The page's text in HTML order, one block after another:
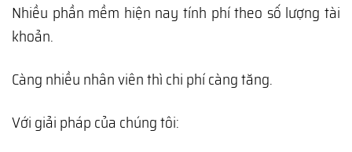
Nhiều phần mềm hiện nay tính phí theo số lượng tài
khoản.
Càng nhiều nhân viên thì chi phí càng tăng.
Với giải pháp của chúng tôi: